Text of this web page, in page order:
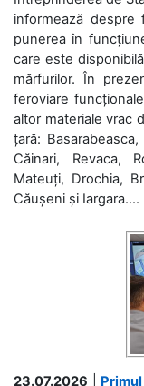
informează despre
punerea în
care este
mărfurilor. În
feroviare
altor materiale vrac
țară:
Căinari, Revaca,
Mateuți, Drochia,
Căușeni și Iargara....
23.07.2026